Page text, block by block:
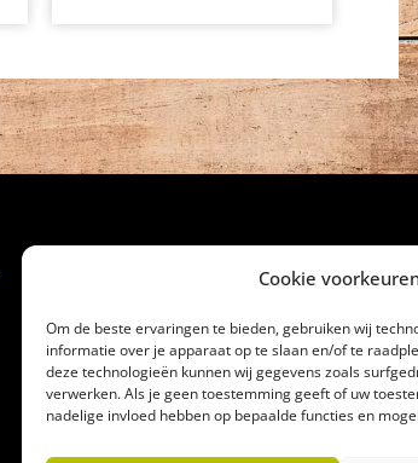
Cookie
Om de beste ervaringen te bieden, gebruiken wij
informatie over je apparaat op te slaan en/of te
deze technologieën kunnen wij gegevens zoals
verwerken. Als je geen toestemming geeft of uw
nadelige invloed hebben op bepaalde functies en
CONTACT
3572BE Utrecht
Tel.030-2732186
biologischeslagerij@gerrittakke.nl